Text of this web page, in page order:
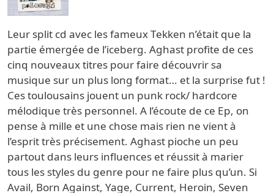
Leur split cd avec les fameux Tekken n’était que la
partie émergée de l’iceberg. Aghast profite de ces
cinq nouveaux titres pour faire découvrir sa
musique sur un plus long format… et la surprise fut !
Ces toulousains jouent un punk rock/ hardcore
mélodique très personnel. A l’écoute de ce Ep, on
pense à mille et une chose mais rien ne vient à
l’esprit très précisement. Aghast pioche un peu
partout dans leurs influences et réussit à marier
tous les styles du genre pour ne faire plus qu’un. Si
Avail, Born Against, Yage, Current, Heroin, Seven